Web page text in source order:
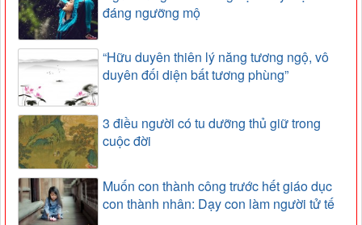
đáng ngưỡng mộ
“Hữu duyên thiên lý năng tương ngộ, vô
duyên đối diện bất tương phùng”
3 điều người có tu dưỡng thủ giữ trong
cuộc đời
Muốn con thành công trước hết giáo dục
con thành nhân: Dạy con làm người tử tế